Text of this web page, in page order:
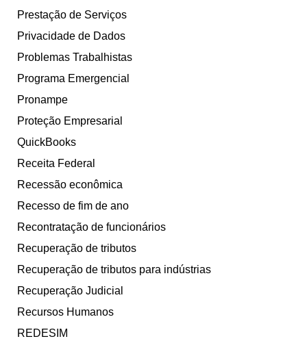
Prestação de Serviços
Privacidade de Dados
Problemas Trabalhistas
Programa Emergencial
Pronampe
Proteção Empresarial
QuickBooks
Receita Federal
Recessão econômica
Recesso de fim de ano
Recontratação de funcionários
Recuperação de tributos
Recuperação de tributos para indústrias
Recuperação Judicial
Recursos Humanos
REDESIM